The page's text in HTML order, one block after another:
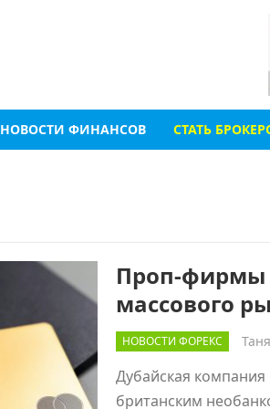
НОВОСТИ ФИНАНСОВ СТАТЬ
Проп-фирмы
массового
НОВОСТИ ФОРЕКС
Дубайская
британским